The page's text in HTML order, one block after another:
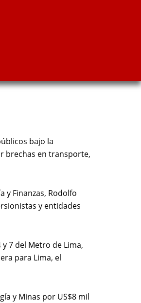
bajo la
brechas en transporte,
y Finanzas, Rodolfo
y entidades
7 del Metro de Lima,
para Lima, el
y Minas por US$8 mil